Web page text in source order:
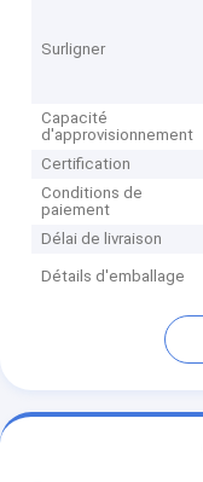
Surligner
Capacité
d'approvisionnement
Certification
Conditions de
paiement
Délai de livraison
Détails d'emballage